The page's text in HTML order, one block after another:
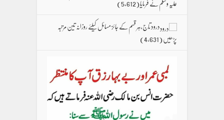
درود تاج،ہر قسم کے جائز مسائل کیلئے روزانہ تین مرتبہ
پڑھیں(4,631)